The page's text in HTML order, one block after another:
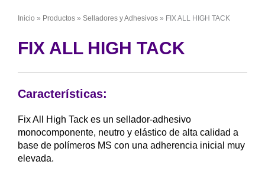
Inicio » Productos » Selladores y Adhesivos » FIX ALL HIGH TACK
FIX ALL HIGH TACK
Características:
Fix All High Tack es un sellador-adhesivo
monocomponente, neutro y elástico de alta calidad a
base de polímeros MS con una adherencia inicial muy
elevada.